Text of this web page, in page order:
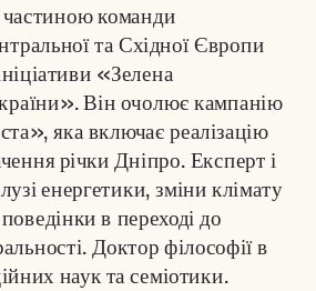
команди
та Східної Європи
«Зелена
Він очолює кампанію
яка включає реалізацію
річки Дніпро. Експерт і
енергетики, зміни клімату
в переході до
Доктор філософії в
наук та семіотики.